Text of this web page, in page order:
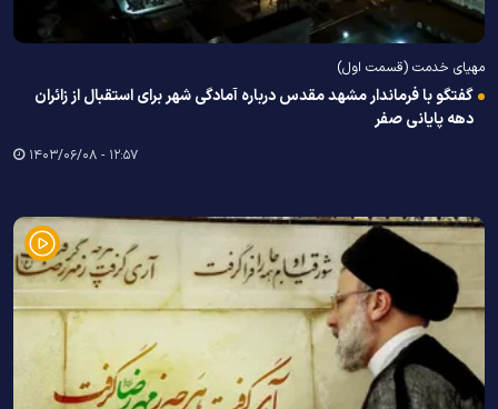
مهیای خدمت (قسمت اول)
گفتگو با فرماندار مشهد مقدس درباره آمادگی شهر برای استقبال از زائران
دهه پایانی صفر
۱۲:۵۷ - ۱۴۰۳/۰۶/۰۸